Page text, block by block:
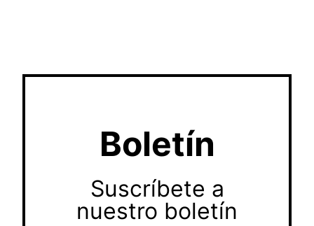
Boletín
Suscríbete a
nuestro boletín